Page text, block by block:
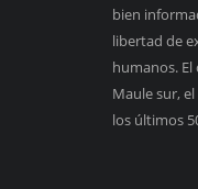
bien
libertad de
humanos.
Maule sur,
los últimos